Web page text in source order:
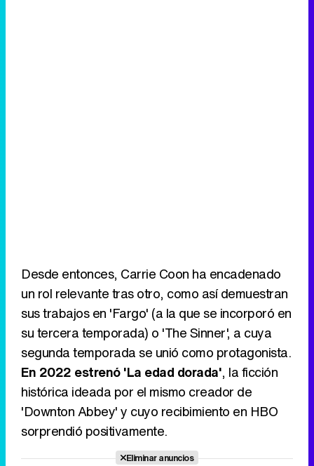
Desde entonces, Carrie Coon ha encadenado
un rol relevante tras otro, como así demuestran
sus trabajos en 'Fargo' (a la que se incorporó en
su tercera temporada) o 'The Sinner', a cuya
segunda temporada se unió como protagonista.
En 2022 estrenó 'La edad dorada', la ficción
histórica ideada por el mismo creador de
'Downton Abbey' y cuyo recibimiento en HBO
sorprendió positivamente.
Eliminar anuncios